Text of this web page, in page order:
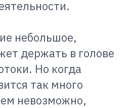
небольшое,
держать в голове
Но когда
так много
невозможно,